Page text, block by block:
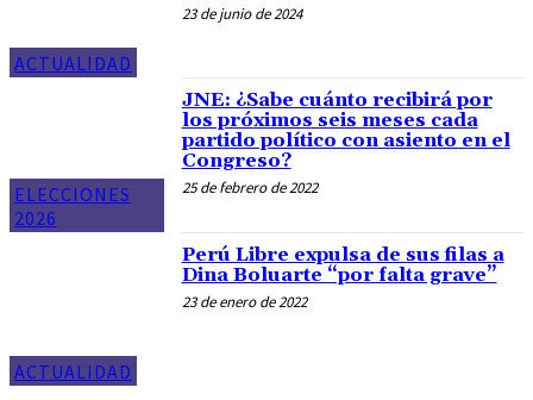
ACTUALIDAD
23 de junio de 2024
ELECCIONES
2026
JNE: ¿Sabe cuánto recibirá por
los próximos seis meses cada
partido político con asiento en el
Congreso?
25 de febrero de 2022
ACTUALIDAD
Perú Libre expulsa de sus filas a
Dina Boluarte “por falta grave”
23 de enero de 2022